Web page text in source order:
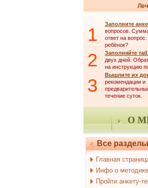
1 Заполните
вопросов.
ответ на
ребёнок?
2 Заполняйте
двух дней.
на инструкцию
3 Вышлите их
рекомендации и
течение суток.
О
Все разделы
Главная
Инфо о методике
Пройти анкету-